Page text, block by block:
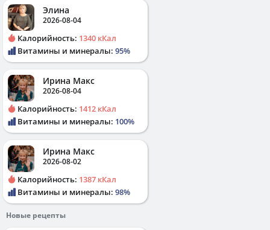
Элина
2026-08-04
Калорийность: 1340 кКал
Витамины и минералы: 95%
Ирина Макс
2026-08-04
Калорийность: 1412 кКал
Витамины и минералы: 100%
Ирина Макс
2026-08-02
Калорийность: 1387 кКал
Витамины и минералы: 98%
Новые рецепты